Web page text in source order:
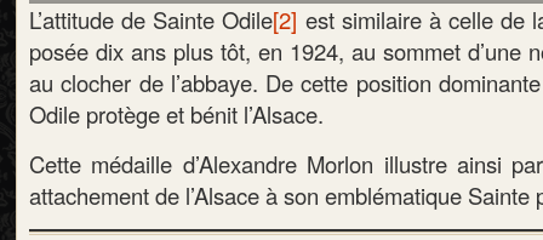
L’attitude de Sainte Odile[2] est similaire à celle de
posée dix ans plus tôt, en 1924, au sommet d’une
au clocher de l’abbaye. De cette position
Odile protège et bénit l’Alsace.
Cette médaille d’Alexandre Morlon illustre ainsi
attachement de l’Alsace à son emblématique Sainte